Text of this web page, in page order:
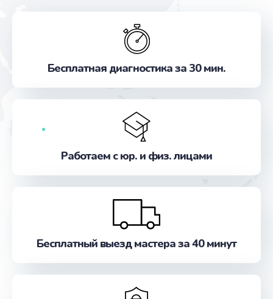
Ремонт гидросистемы
от 1000 руб.
Заказать
от 3000 руб.
Заказать
Замена термодатчиков
Заказать
Замена клапанов
Бесплатная диагностика за 30 мин.
Работаем с юр. и физ. лицами
Бесплатный выезд мастера за 40 минут